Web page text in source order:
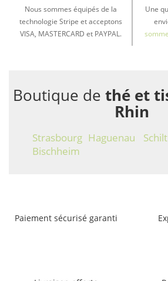
Nous sommes équipés de la
technologie Stripe et acceptons
VISA, MASTERCARD et PAYPAL.
Une
Boutique de thé et
Rhin
Strasbourg Haguenau
Bischheim
Paiement sécurisé garanti